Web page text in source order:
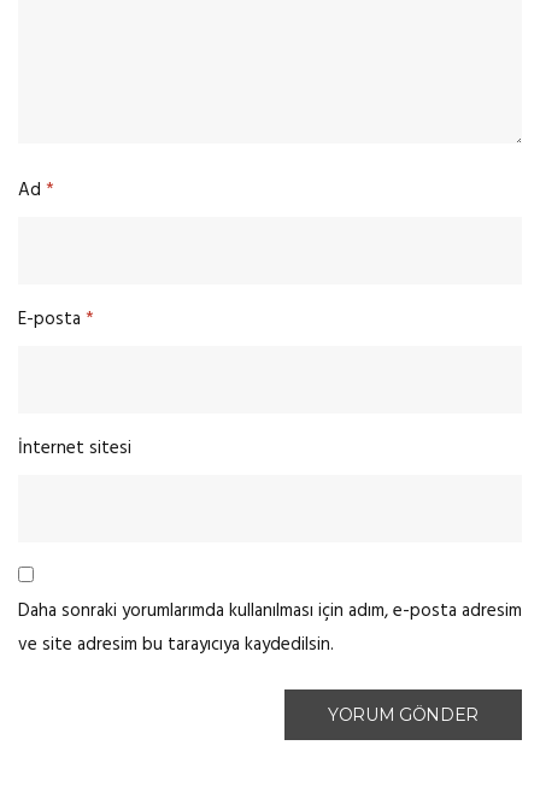
Ad *
E-posta *
İnternet sitesi
Daha sonraki yorumlarımda kullanılması için adım, e-posta adresim
ve site adresim bu tarayıcıya kaydedilsin.